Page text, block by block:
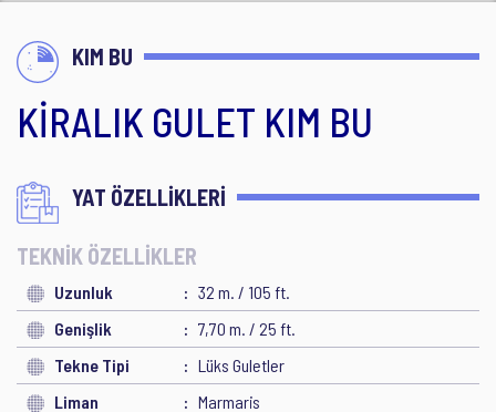
KIM BU
KİRALIK GULET KIM BU
YAT ÖZELLİKLERİ
TEKNİK ÖZELLİKLER
Uzunluk
32 m. / 105 ft.
Genişlik
7,70 m. / 25 ft.
Tekne Tipi
Lüks Guletler
Liman
Marmaris